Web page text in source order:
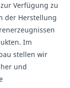
Verfügung zu
der Herstellung
Im
stellen wir
und